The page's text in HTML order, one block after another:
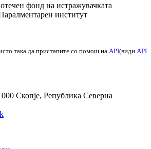
фонд на истражувачката
институт
така да пристапите со помош на API(види API
Скопје, Република Северна